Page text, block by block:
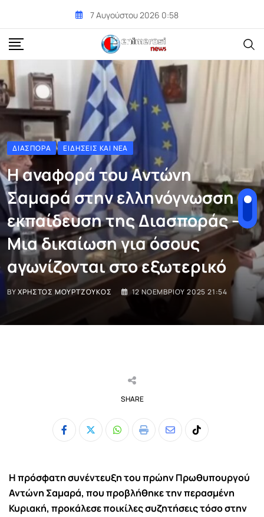
content
7 Αυγούστου 2026 0:58
ΔΙΑΣΠΟΡΆ ΕΙΔΉΣΕΙΣ ΚΑΙ ΝΈΑ
Η αναφορά του Αντώνη
Σαμαρά στην ελληνόγνωσση
εκπαίδευση της Διασποράς –
Μια δικαίωση για όσους
αγωνίζονται στο εξωτερικό
BYΧΡΉΣΤΟΣ ΜΟΥΡΤΖΟΎΚΟΣ 12 ΝΟΕΜΒΡΊΟΥ 2025 21:54
SHARE
Whatsapp
Print
ShareTiktok
Η πρόσφατη συνέντευξη του πρώην Πρωθυπουργού
Αντώνη Σαμαρά, που προβλήθηκε την περασμένη
Κυριακή, προκάλεσε ποικίλες συζητήσεις τόσο στην